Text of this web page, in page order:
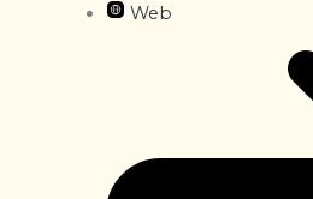
Web